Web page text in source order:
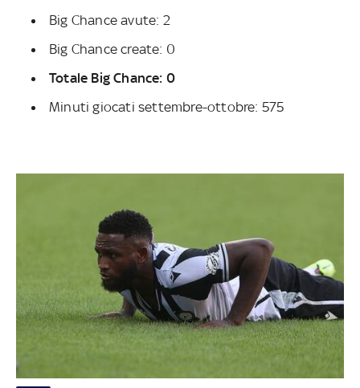
Big Chance avute: 2
Big Chance create: 0
Totale Big Chance: 0
Minuti giocati settembre-ottobre: 575